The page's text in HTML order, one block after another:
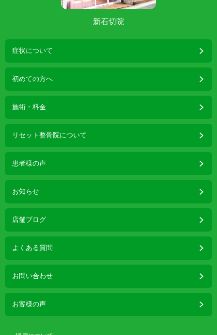
新石切院
症状について
初めての方へ
施術・料金
リセット整骨院について
患者様の声
お知らせ
店舗ブログ
よくある質問
お問い合わせ
お客様の声